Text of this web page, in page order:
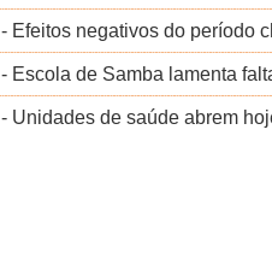
- Efeitos negativos do período
- Escola de Samba lamenta
- Unidades de saúde abrem